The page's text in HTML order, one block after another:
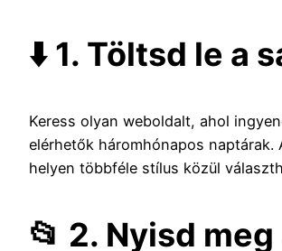
⬇️ 1. Töltsd le a
Keress olyan weboldalt, ahol
elérhetők háromhónapos naptárak.
helyen többféle stílus közül
📂 2. Nyisd